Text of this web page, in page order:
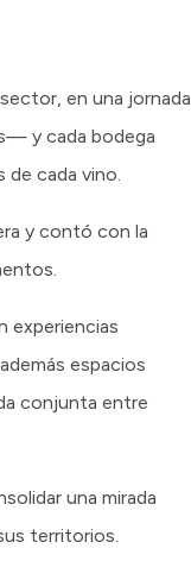
en una jornada
y cada bodega
cada vino.
y contó con la
experiencias
espacios
conjunta entre
una mirada
territorios.